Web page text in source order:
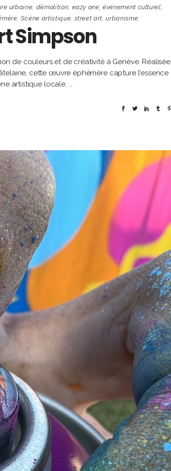
urbaine démolition eazy one ,événement culturel
Scène artistique street art ,urbanisme
Simpson
de couleurs et de créativité à Genève. Réalisée
cette œuvre éphémère capture l'essence
artistique locale.